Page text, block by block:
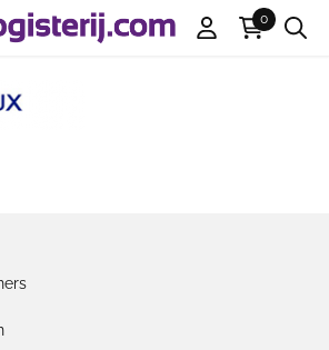
beschikbaar. Kies instellingen of sta
0